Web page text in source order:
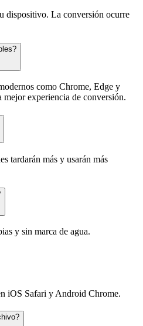
dispositivo. La conversión ocurre
como Chrome, Edge y
experiencia de conversión.
tardarán más y usarán más
y sin marca de agua.
iOS Safari y Android Chrome.